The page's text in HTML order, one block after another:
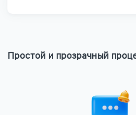
Простой и прозрачный